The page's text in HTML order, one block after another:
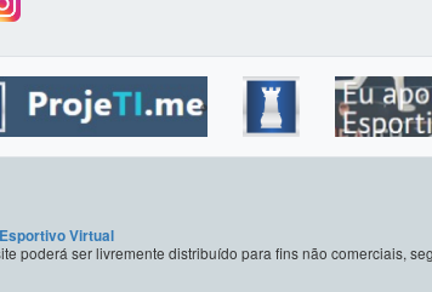
Virtual
poderá ser livremente distribuído para fins não comerciais,